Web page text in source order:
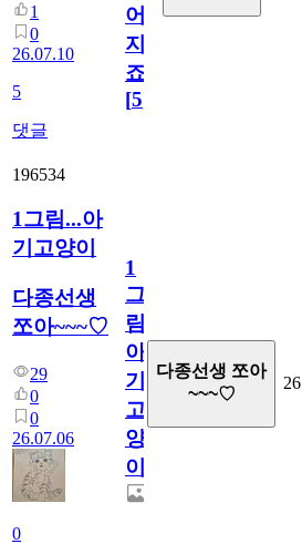
1
0
26.07.10
5
댓글
어
지
죠.?
[5]
196534
1그림...아
기고양이
다종선생
쪼아~~~♡
29
0
0
26.07.06
0
1
그
림...
아
기
고
양
이
다종선생 쪼아
~~~♡